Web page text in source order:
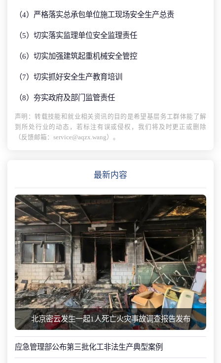
（4）严格落实总承包单位施工现场安全生产总责
（5）切实落实监理单位安全监理责任
（6）切实加强建筑起重机械安全管控
（7）切实抓好安全生产教育培训
（8）夯实政府及部门监管责任
声明：转载技能和就业相关资讯的目的是希望基层务工群体能了解
到所处行业的动态，若标注有误或侵权，我们将及时更正或删除
（反馈邮箱：service@aqzx.wang）。
最新内容
北京密云发生一起1人死亡火灾事故调查报告发布
应急管理部公布第三批化工非法生产典型案例